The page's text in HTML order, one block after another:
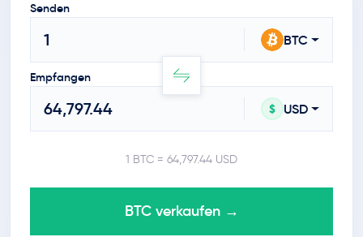
Senden
BTC
Empfangen
$ USD
1 BTC = 64,797.44 USD
BTC verkaufen →